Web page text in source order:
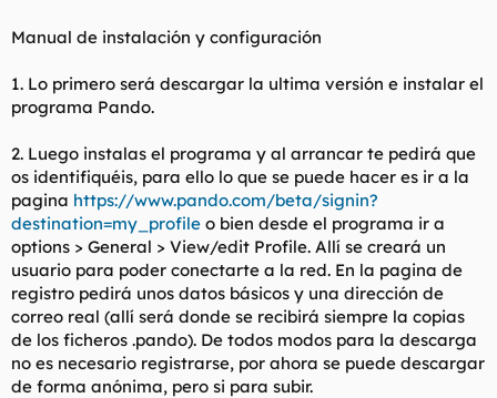
Manual de instalación y configuración
1. Lo primero será descargar la ultima versión e instalar el
programa Pando.
2. Luego instalas el programa y al arrancar te pedirá que
os identifiquéis, para ello lo que se puede hacer es ir a la
pagina https://www.pando.com/beta/signin?
destination=my_profile o bien desde el programa ir a
options > General > View/edit Profile. Allí se creará un
usuario para poder conectarte a la red. En la pagina de
registro pedirá unos datos básicos y una dirección de
correo real (allí será donde se recibirá siempre la copias
de los ficheros .pando). De todos modos para la descarga
no es necesario registrarse, por ahora se puede descargar
de forma anónima, pero si para subir.